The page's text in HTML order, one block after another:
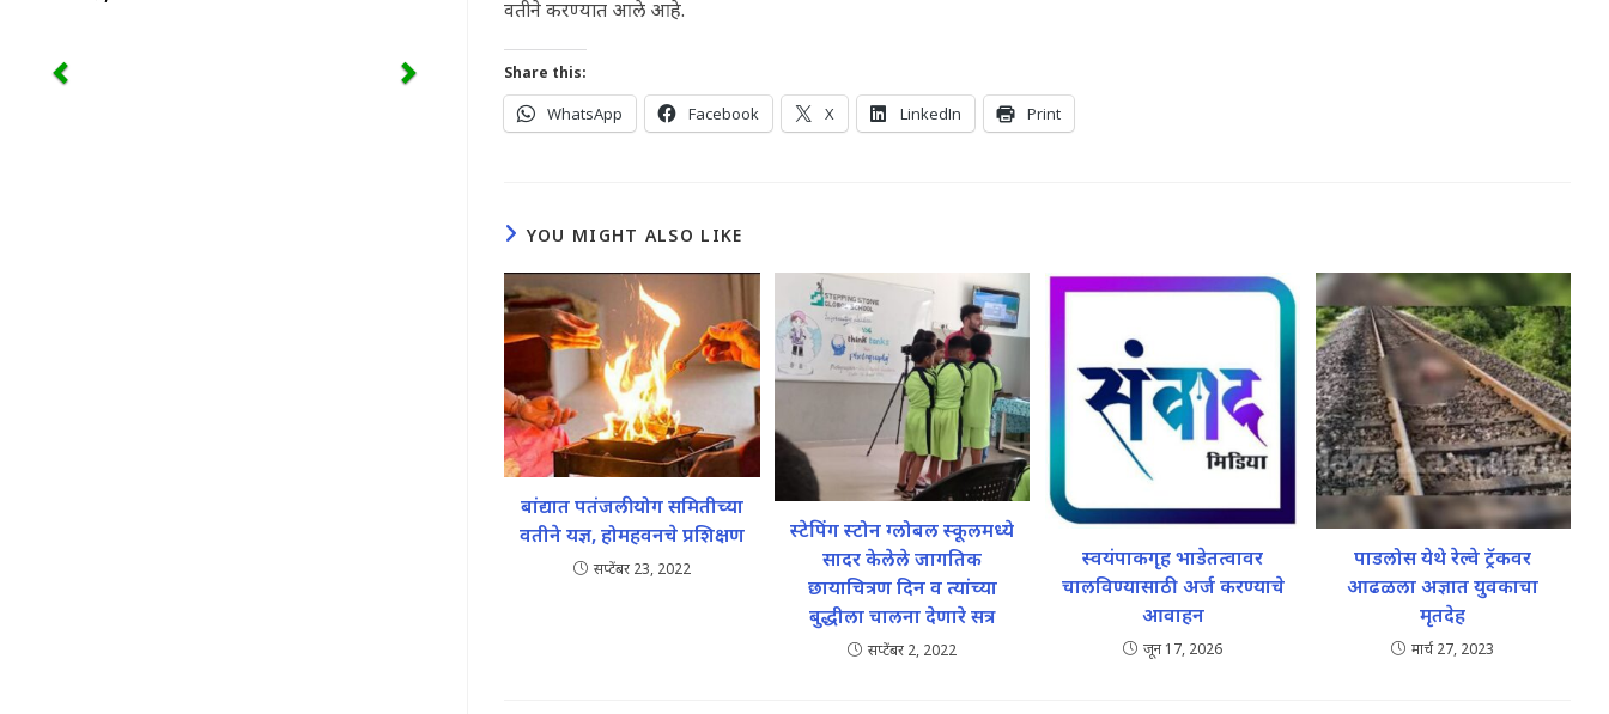
वतीने करण्यात आले आहे.
Share this:
WhatsApp Facebook X LinkedIn Print
YOU MIGHT ALSO LIKE
बांद्यात पतंजली योग समितीच्या
वतीने यज्ञ, होमहवनचे प्रशिक्षण
सप्टेंबर 23, 2022
स्टेपिंग स्टोन ग्लोबल स्कूलमध्ये
सादर केलेले जागतिक
छायाचित्रण दिन व त्यांच्या
बुद्धीला चालना देणारे सत्र
सप्टेंबर 2, 2022
स्वयंपाकगृह भाडेतत्वावर
चालविण्यासाठी अर्ज करण्याचे
आवाहन
जून 17, 2026
पाडलोस येथे रेल्वे ट्रॅकवर
आढळला अज्ञात युवकाचा
मृतदेह
मार्च 27, 2023